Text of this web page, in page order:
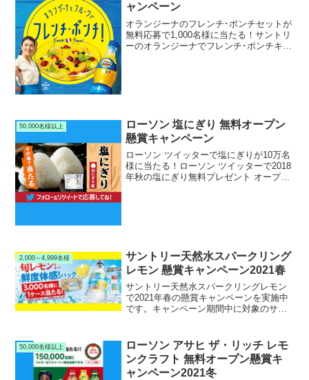
ャンペーン
オランジーナのフレンチ･ポンチセットが
無料応募で1,000名様に当たる！サントリ
ーのオランジーナでフレンチ･ポンチキャ
50,000名様以上
ローソン 塩にぎり 無料オープン
懸賞キャンペーン
ローソン ツイッターで塩にぎりが10万名
様に当たる！ローソン ツイッターで2018
年秋の塩にぎり無料プレゼント オープン
2,000～4,999名様
サントリー天然水スパークリング
レモン 懸賞キャンペーン2021春
サントリー天然水スパークリングレモン
で2021年春の懸賞キャンペーンを実施中
です。キャンペーン期間中に対象のサン
ントリー天然水スパークリングレモン 鮮
度体感パックが当たります。
50,000名様以上
ローソン アサヒ ザ・リッチ レモ
ンクラフト 無料オープン懸賞キ
ャンペーン2021冬